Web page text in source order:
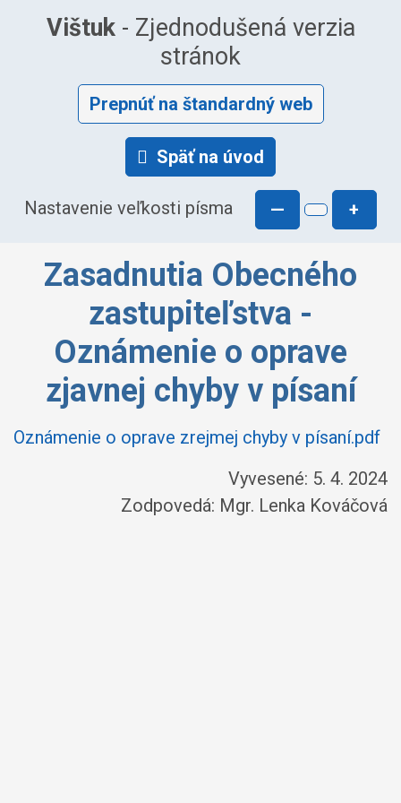
Vištuk- Zjednodušená verzia
stránok
Prepnúť na štandardný web
Späť na úvod
Nastavenie veľkosti písma — +
Zasadnutia Obecného
zastupiteľstva -
Oznámenie o oprave
zjavnej chyby v písaní
Oznámenie o oprave zrejmej chyby v písaní.pdf
Vyvesené: 5. 4. 2024
Zodpovedá: Mgr. Lenka Kováčová